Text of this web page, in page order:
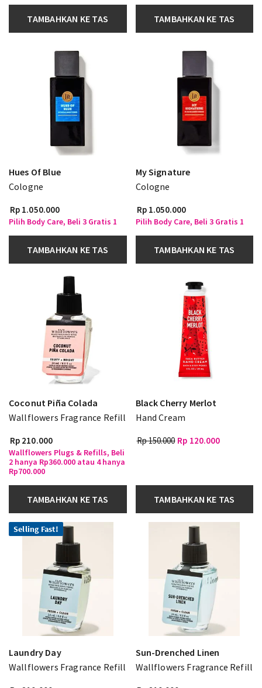
TAMBAHKAN KE TAS TAMBAHKAN KE TAS
Hues Of Blue
Cologne
Rp 1.050.000
Pilih Body Care, Beli 3 Gratis 1
TAMBAHKAN KE TAS
My Signature
Cologne
Rp 1.050.000
Pilih Body Care, Beli 3 Gratis 1
TAMBAHKAN KE TAS
Coconut Piña Colada
Wallflowers Fragrance Refill
Rp 210.000
Wallflowers Plugs & Refills, Beli
2 hanya Rp360.000 atau 4 hanya
Rp700.000
TAMBAHKAN KE TAS
Black Cherry Merlot
Hand Cream
Rp 150.000 Rp 120.000
TAMBAHKAN KE TAS
Selling Fast!
Laundry Day
Wallflowers Fragrance Refill
Sun-Drenched Linen
Wallflowers Fragrance Refill